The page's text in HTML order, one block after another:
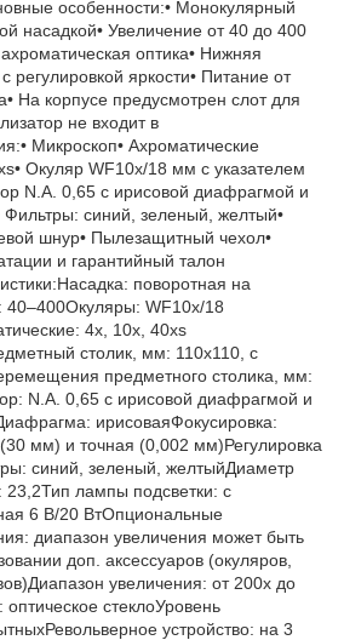
особенности:• Монокулярный
насадкой• Увеличение от 40 до 400
оптика• Нижняя
регулировкой яркости• Питание от
На корпусе предусмотрен слот для
не входит в
Микроскоп• Ахроматические
Окуляр WF10x/18 мм с указателем
N.A. 0,65 с ирисовой диафрагмой и
синий, зеленый, желтый•
шнур• Пылезащитный чехол•
и гарантийный талон
поворотная на
40–400Окуляры: WF10x/18
4x, 10x, 40xs
столик, мм: 110x110, с
предметного столика, мм:
N.A. 0,65 с ирисовой диафрагмой и
ирисоваяФокусировка:
(30 мм) и точная (0,002 мм)Регулировка
синий, зеленый, желтыйДиаметр
23,2Тип лампы подсветки: с
6 В/20 ВтОпциональные
диапазон увеличения может быть
доп. аксессуаров (окуляров,
увеличения: от 200х до
стеклоУровень
устройство: на 3